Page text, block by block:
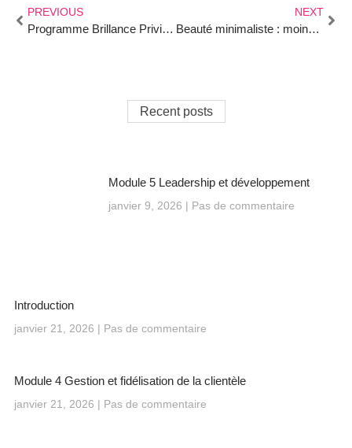
PREVIOUS
Programme Brillance Privilège
NEXT
Beauté minimaliste : moins de produits, plus d’impact
Recent posts
Module 5 Leadership et développement
janvier 9, 2026 Pas de commentaire
Introduction
janvier 21, 2026 Pas de commentaire
Module 4 Gestion et fidélisation de la clientèle
janvier 21, 2026 Pas de commentaire